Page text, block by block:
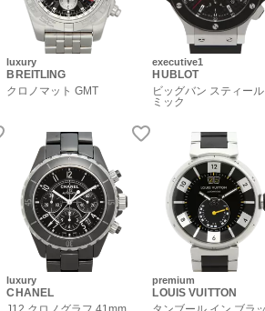
luxury
BREITLING
クロノマット GMT
luxury
CHANEL
executive1
HUBLOT
ビッグバン スティー
ミック
premium
LOUIS VUITTON